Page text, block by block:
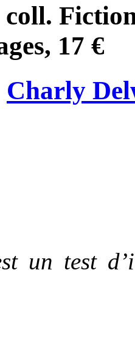
coll.
17 €
Charly
un test